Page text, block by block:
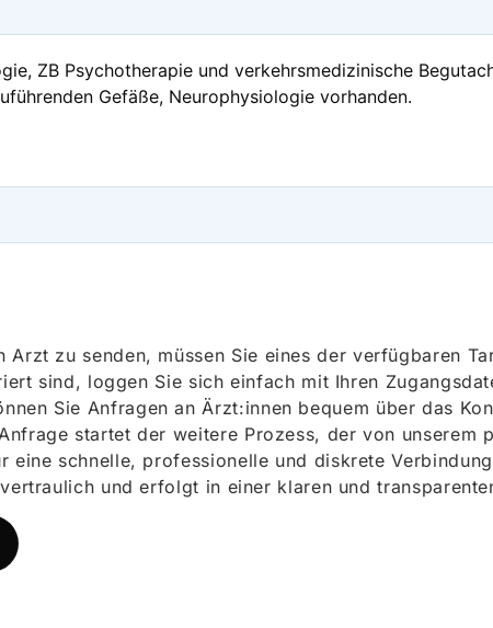
ZB Psychotherapie und verkehrsmedizinische
Gefäße, Neurophysiologie vorhanden.
Arzt zu senden, müssen Sie eines der verfügbaren
sind, loggen Sie sich einfach mit Ihren
Sie Anfragen an Ärzt:innen bequem über das
startet der weitere Prozess, der von
eine schnelle, professionelle und diskrete
und erfolgt in einer klaren und